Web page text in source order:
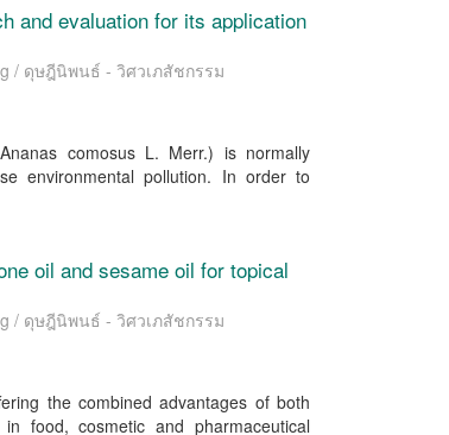
and evaluation for its application
/ ดุษฎีนิพนธ์ - วิศวเภสัชกรรม
comosus L. Merr.) is normally
environmental pollution. In order to
oil and sesame oil for topical
/ ดุษฎีนิพนธ์ - วิศวเภสัชกรรม
the combined advantages of both
food, cosmetic and pharmaceutical